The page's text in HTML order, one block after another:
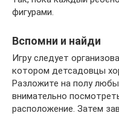
фигурами.
Вспомни и найди
Игру следует
котором детсадовцы
Разложите на полу
внимательно
расположение. Затем